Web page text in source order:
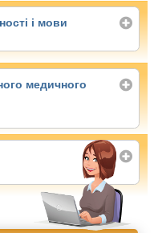
і мови
медичного